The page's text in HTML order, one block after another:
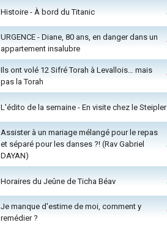
Histoire - À bord du Titanic
URGENCE - Diane, 80 ans, en danger dans un
appartement insalubre
Ils ont volé 12 Sifré Torah à Levallois… mais
pas la Torah
L'édito de la semaine - En visite chez le Steipler
Assister à un mariage mélangé pour le repas
et séparé pour les danses ?! (Rav Gabriel
DAYAN)
Horaires du Jeûne de Ticha Béav
Je manque d'estime de moi, comment y
remédier ?